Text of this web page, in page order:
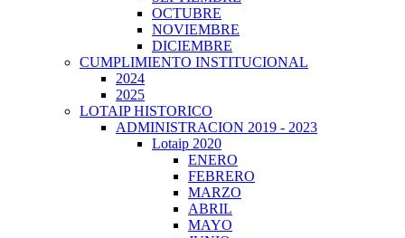
OCTUBRE
NOVIEMBRE
DICIEMBRE
CUMPLIMIENTO INSTITUCIONAL
2024
2025
LOTAIP HISTORICO
ADMINISTRACION 2019 - 2023
Lotaip 2020
ENERO
FEBRERO
MARZO
ABRIL
MAYO